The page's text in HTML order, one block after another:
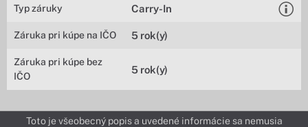
Typ záruky Carry-In
Záruka pri kúpe na IČO 5 rok(y)
Záruka pri kúpe bez
IČO
5 rok(y)
Toto je všeobecný popis a uvedené informácie sa nemusia